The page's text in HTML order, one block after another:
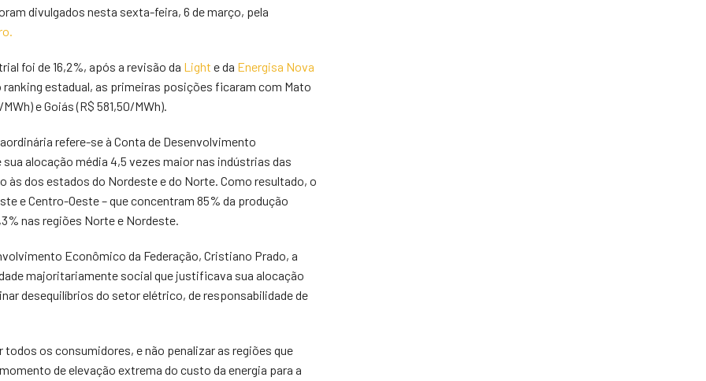
divulgados nesta sexta-feira, 6 de março, pela
foi de 16,2%, após a revisão da Light e da Energisa Nova
ranking estadual, as primeiras posições ficaram com Mato
e Goiás (R$ 581,50/MWh).
refere-se à Conta de Desenvolvimento
alocação média 4,5 vezes maior nas indústrias das
às dos estados do Nordeste e do Norte. Como resultado, o
e Centro-Oeste – que concentram 85% da produção
nas regiões Norte e Nordeste.
Econômico da Federação, Cristiano Prado, a
majoritariamente social que justificava sua alocação
desequilíbrios do setor elétrico, de responsabilidade de
os consumidores, e não penalizar as regiões que
de elevação extrema do custo da energia para a